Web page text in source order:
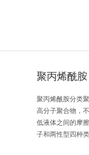
聚丙烯酰胺
聚丙烯酰胺分类
高分子聚合物，
低液体之间的摩
子和两性型四种类